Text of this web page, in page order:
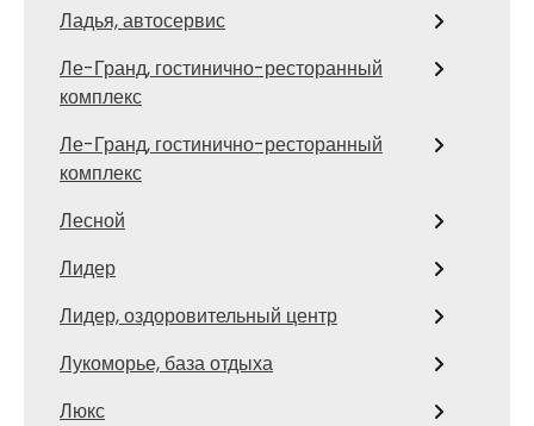
Ладья, автосервис
Ле-Гранд, гостинично-ресторанный
комплекс
Ле-Гранд, гостинично-ресторанный
комплекс
Лесной
Лидер
Лидер, оздоровительный центр
Лукоморье, база отдыха
Люкс